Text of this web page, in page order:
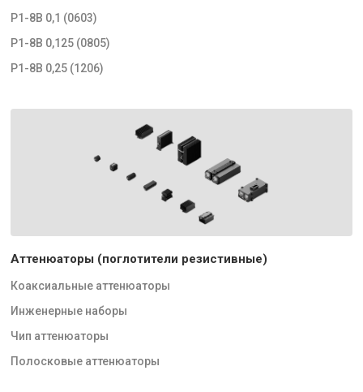
Р1-8В 0,1 (0603)
Р1-8В 0,125 (0805)
Р1-8В 0,25 (1206)
Аттенюаторы (поглотители резистивные)
Коаксиальные аттенюаторы
Инженерные наборы
Чип аттенюаторы
Полосковые аттенюаторы